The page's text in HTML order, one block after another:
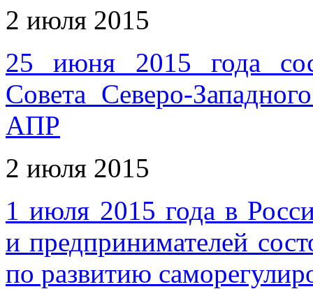
2 июля 2015
25 июня 2015 года
Совета Северо-
АПР
2 июля 2015
1 июля 2015 года в
и предпринимателей
по развитию